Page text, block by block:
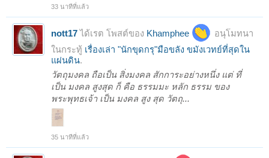
33 นาทีที่แล้ว
nott17ได้เรต โพสต์ของ Khamphee
อนุโมทนา
ในกระทู้ เรื่องเล่า "นักขุดกรุ"มือขลัง ขมังเวทย์ที่สุดใน
แผ่นดิน.
วัตถุมงคล ถือเป็น สิ่งมงคล สักการะอย่างหนึ่ง แต่ ที่
เป็น มงคล สูงสุด ก็ คือ ธรรมมะ หลัก ธรรม ของ
พระพุทธเจ้า เป็น มงคล สูง สุด วัตถุ...
35 นาทีที่แล้ว